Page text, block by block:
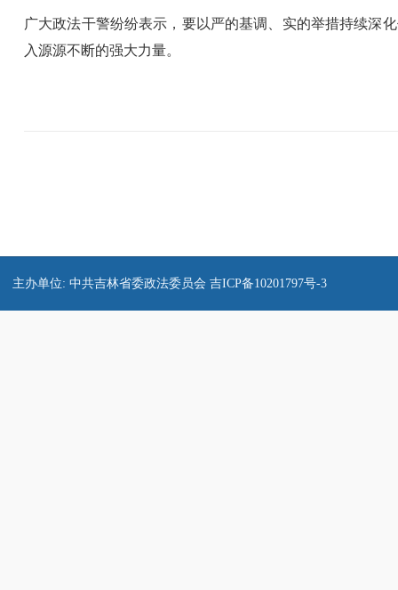
广大政法干警纷纷表示，要以严的基调、实的举措持续深
入源源不断的强大力量。
主办单位: 中共吉林省委政法委员会 吉ICP备10201797号-3